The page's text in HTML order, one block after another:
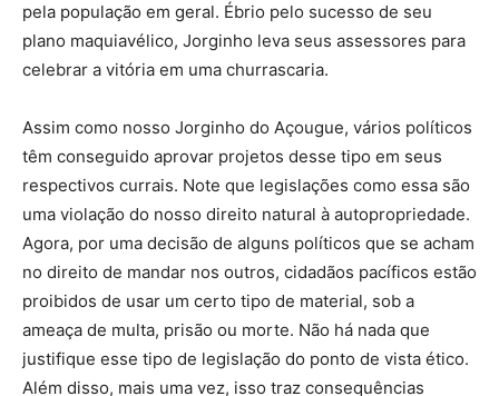
pela população em geral. Ébrio pelo sucesso de seu
plano maquiavélico, Jorginho leva seus assessores para
celebrar a vitória em uma churrascaria.
Assim como nosso Jorginho do Açougue, vários políticos
têm conseguido aprovar projetos desse tipo em seus
respectivos currais. Note que legislações como essa são
uma violação do nosso direito natural à autopropriedade.
Agora, por uma decisão de alguns políticos que se acham
no direito de mandar nos outros, cidadãos pacíficos estão
proibidos de usar um certo tipo de material, sob a
ameaça de multa, prisão ou morte. Não há nada que
justifique esse tipo de legislação do ponto de vista ético.
Além disso, mais uma vez, isso traz consequências